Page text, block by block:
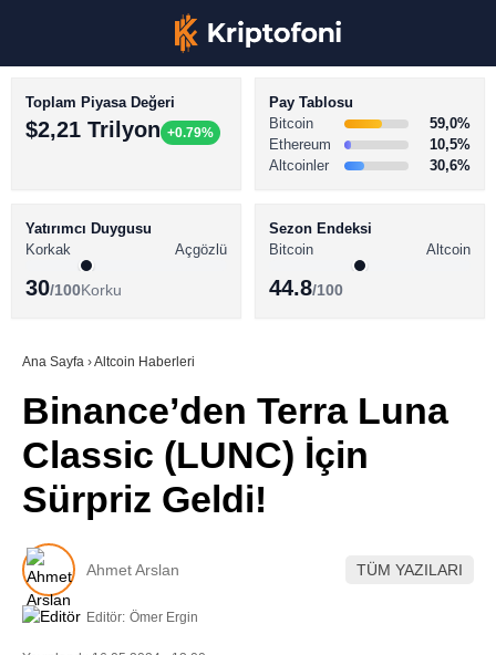
Youtube
TikTok
BİTCOİN HABERLERİ
ALTCOİN HABERLERİ
SÖZLÜK
Toplam Piyasa Değeri
$2,21 Trilyon +0.79%
Pay Tablosu
Bitcoin
59,0%
Ethereum
10,5%
Altcoinler
30,6%
Yatırımcı Duygusu
Korkak
Açgözlü
30/100Korku
Sezon Endeksi
Bitcoin
Altcoin
44.8/100
Ana Sayfa ›Altcoin Haberleri
Binance’den Terra Luna
Classic (LUNC) İçin
Sürpriz Geldi!
Ahmet Arslan TÜM YAZILARI
Editör: Ömer Ergin